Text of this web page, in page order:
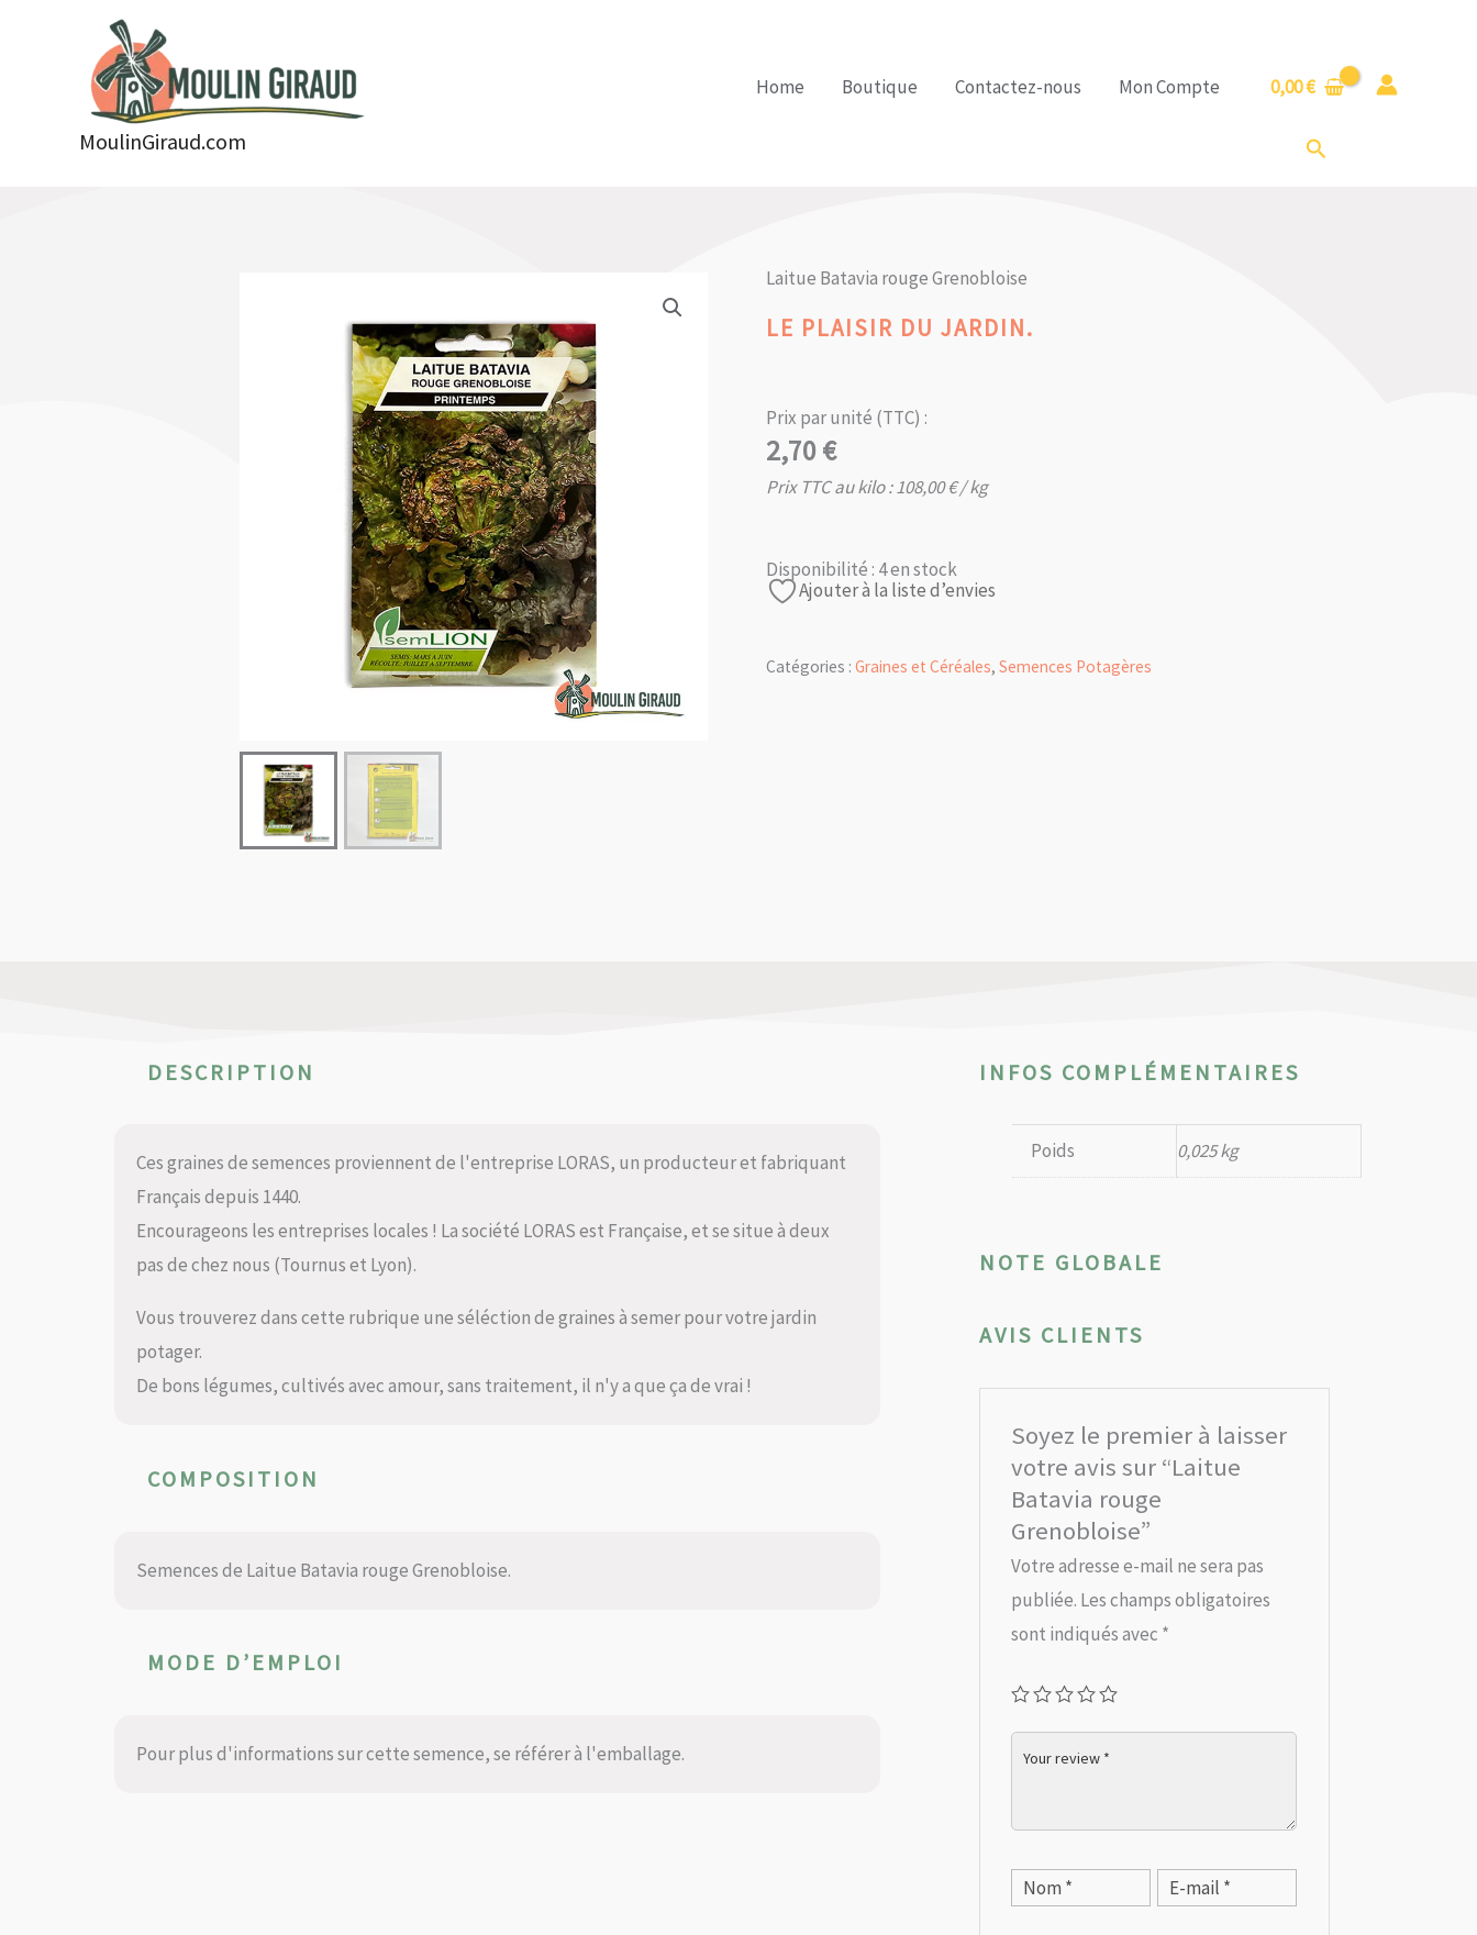
MoulinGiraud.com
Home Boutique Contactez-nous Mon Compte 0,00€
Rechercher
Laitue Batavia rouge Grenobloise
LE PLAISIR DU JARDIN.
Prix par unité (TTC) :
2,70€
Prix TTC au kilo :108,00€/ kg
Disponibilité : 4 en stock
Ajouter à la liste d’envies
Catégories :Graines et Céréales,Semences Potagères
DESCRIPTION
Ces graines de semences proviennent de l'entreprise LORAS, un producteur et fabriquant
Français depuis 1440.
Encourageons les entreprises locales ! La société LORAS est Française, et se situe à deux
pas de chez nous (Tournus et Lyon).
Vous trouverez dans cette rubrique une séléction de graines à semer pour votre jardin
potager.
De bons légumes, cultivés avec amour, sans traitement, il n'y a que ça de vrai !
COMPOSITION
Semences de Laitue Batavia rouge Grenobloise.
MODE D’EMPLOI
Pour plus d'informations sur cette semence, se référer à l'emballage.
INFOS COMPLÉMENTAIRES
Poids 0,025 kg
NOTE GLOBALE
AVIS CLIENTS
Soyez le premier à laisser
votre avis sur “Laitue
Batavia rouge
Grenobloise”
Votre adresse e-mail ne sera pas
publiée. Les champs obligatoires
sont indiqués avec *